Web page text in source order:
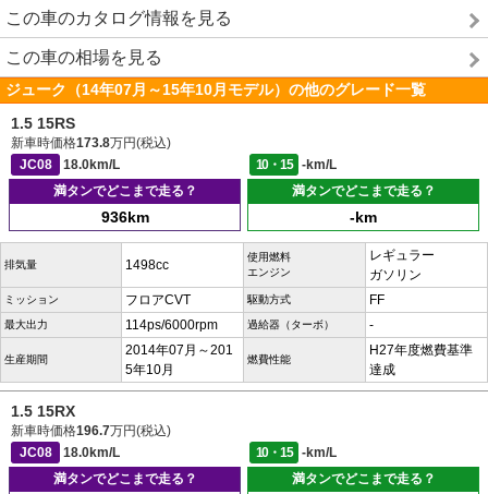
この車のカタログ情報を見る
この車の相場を見る
ジューク（14年07月～15年10月モデル）の他のグレード一覧
1.5 15RS
新車時価格173.8万円(税込)
JC08
18.0km/L 10・15
-km/L
満タンでどこまで走る？
936km
満タンでどこまで走る？
-km
排気量 1498cc
使用燃料
エンジン
レギュラー
ガソリン
ミッション フロアCVT 駆動方式 FF
最大出力 114ps/6000rpm 過給器（ターボ） -
生産期間
2014年07月～201
5年10月
燃費性能
H27年度燃費基準
達成
1.5 15RX
新車時価格196.7万円(税込)
JC08
18.0km/L 10・15
-km/L
満タンでどこまで走る？
満タンでどこまで走る？